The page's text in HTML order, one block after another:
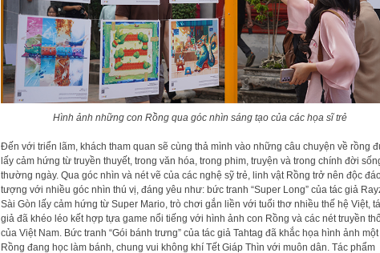
Hình ảnh những con Rồng qua góc nhìn sáng tạo của các họa sĩ trẻ
Đến với triển lãm, khách tham quan sẽ cùng thả mình vào những câu chuyện về rồng
lấy cảm hứng từ truyền thuyết, trong văn hóa, trong phim, truyện và trong chính đời
thường ngày. Qua góc nhìn và nét vẽ của các nghệ sỹ trẻ, linh vật Rồng trở nên độc
tượng với nhiều góc nhìn thú vị, đáng yêu như: bức tranh “Super Long” của tác giả
Sài Gòn lấy cảm hứng từ Super Mario, trò chơi gắn liền với tuổi thơ nhiều thế hệ Việt,
giả đã khéo léo kết hợp tựa game nổi tiếng với hình ảnh con Rồng và các nét truyền
của Việt Nam. Bức tranh “Gói bánh trưng” của tác giả Tahtag đã khắc họa hình ảnh một
Rồng đang học làm bánh, chung vui không khí Tết Giáp Thìn với muôn dân. Tác phẩm